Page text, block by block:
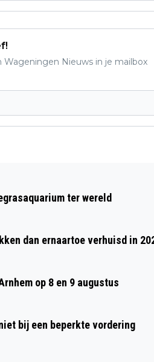
Wageningen Nieuws in je mailbox
WEER VOL
ter wereld
dan ernaartoe verhuisd in
op 8 en 9 augustus
bij een beperkte vordering